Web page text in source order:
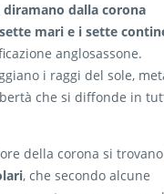
diramano dalla corona
mari e i sette
anglosassone.
i raggi del sole,
che si diffonde in
della corona si trovano
, che secondo alcune